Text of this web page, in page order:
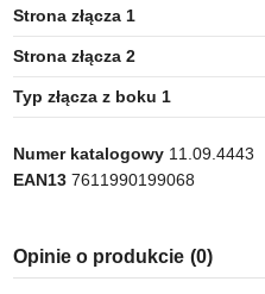
Strona złącza 1
Strona złącza 2
Typ złącza z boku 1
Numer katalogowy 11.09.4443
EAN13 7611990199068
Opinie o produkcie (0)